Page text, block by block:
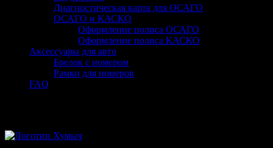
Диагностическая карта для ОСАГО
ОСАГО и КАСКО
Оформление полиса ОСАГО
Оформление полиса КАСКО
Аксессуары для авто
Брелок с номером
Рамки для номеров
FAQ